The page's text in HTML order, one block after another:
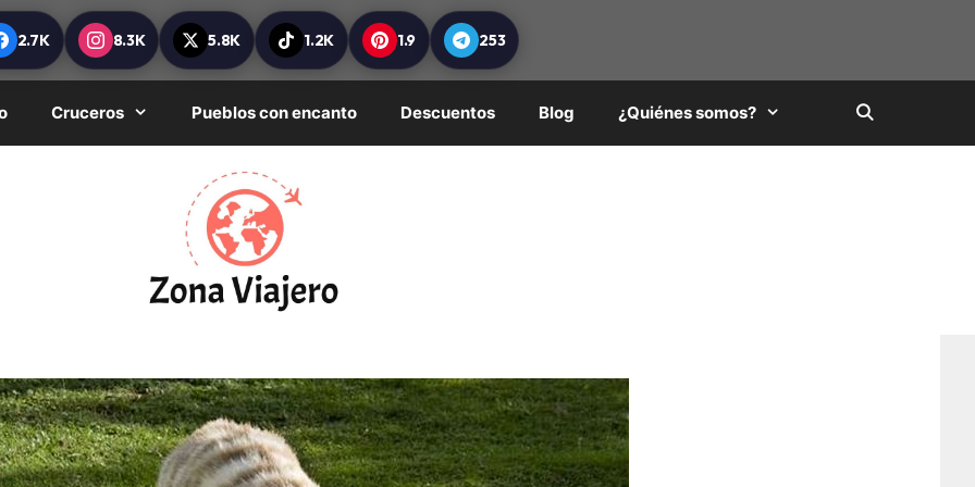
2.7K 8.3K 5.8K 1.2K 1.9 253
Cruceros Pueblos con encanto Descuentos Blog ¿Quiénes somos?